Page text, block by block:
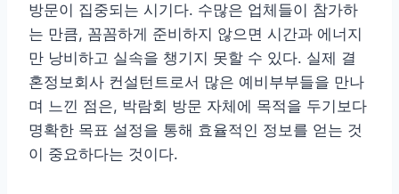
방문이 집중되는 시기다. 수많은 업체들이 참가하
는 만큼, 꼼꼼하게 준비하지 않으면 시간과 에너지
만 낭비하고 실속을 챙기지 못할 수 있다. 실제 결
혼정보회사 컨설턴트로서 많은 예비부부들을 만나
며 느낀 점은, 박람회 방문 자체에 목적을 두기보다
명확한 목표 설정을 통해 효율적인 정보를 얻는 것
이 중요하다는 것이다.